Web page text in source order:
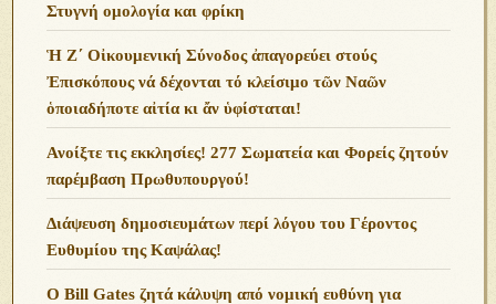
Στυγνή ομολογία και φρίκη
Ἡ Ζ΄ Οἰκουμενική Σύνοδος ἀπαγορεύει στούς
Ἐπισκόπους νά δέχονται τό κλείσιμο τῶν Ναῶν
ὁποιαδήποτε αἰτία κι ἄν ὑφίσταται!
Ανoίξτε τις εκκλησίες! 277 Σωματεία και Φορείς ζητούν
παρέμβαση Πρωθυπουργού!
Διάψευση δημοσιευμάτων περί λόγου του Γέροντος
Ευθυμίου της Καψάλας!
O Bill Gates ζητά κάλυψη από νομική ευθύνη για